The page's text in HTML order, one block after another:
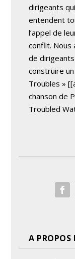
dirigeants
entendent
l’appel de
conflit. Nous
de
construire
Troubles »
chanson de
Troubled
A PROPOS